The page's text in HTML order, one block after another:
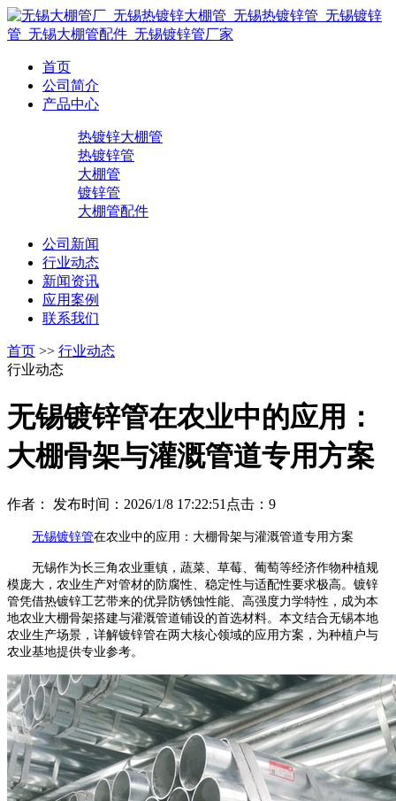
首页
公司简介
产品中心
热镀锌大棚管
热镀锌管
大棚管
镀锌管
大棚管配件
公司新闻
行业动态
新闻资讯
应用案例
联系我们
首页 >> 行业动态
行业动态
无锡镀锌管在农业中的应用：
大棚骨架与灌溉管道专用方案
作者： 发布时间：2026/1/8 17:22:51 点击： 9
无锡镀锌管在农业中的应用：大棚骨架与灌溉管道专用方案
无锡作为长三角农业重镇，蔬菜、草莓、葡萄等经济作物种植规
模庞大，农业生产对管材的防腐性、稳定性与适配性要求极高。镀锌
管凭借热镀锌工艺带来的优异防锈蚀性能、高强度力学特性，成为本
地农业大棚骨架搭建与灌溉管道铺设的首选材料。本文结合无锡本地
农业生产场景，详解镀锌管在两大核心领域的应用方案，为种植户与
农业基地提供专业参考。